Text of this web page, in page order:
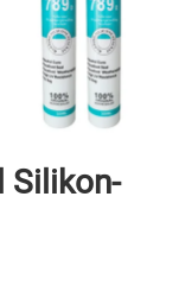
Silikon-